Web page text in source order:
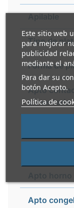
Este sitio web
para mejorar
publicidad
mediante el
Para dar su
botón Acepto.
Política de
Tipo de
Forma de
Apto
alimentario
Apto
Apto